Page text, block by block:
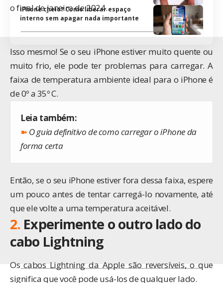
o final de janeiro de 2024.
iPhone cheio? Como liberar espaço
interno sem apagar nada importante
Isso mesmo! Se o seu iPhone estiver muito quente ou
muito frio, ele pode ter problemas para carregar. A
faixa de temperatura ambiente ideal para o iPhone é
de 0º a 35º C.
Leia também:
➽ O guia definitivo de como carregar o iPhone da
forma certa
Então, se o seu iPhone estiver fora dessa faixa, espere
um pouco antes de tentar carregá-lo novamente, até
que ele volte a uma temperatura aceitável.
2. Experimente o outro lado do
cabo Lightning
Os cabos Lightning da Apple são reversíveis, o que
significa que você pode usá-los de qualquer lado.